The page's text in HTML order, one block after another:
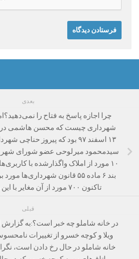
بعدی
شهرداری چیست که محسن هاشمی
۱۳ اسفند ۹۷ بود که پیروز
۱۰ مورد از املاک واگذار‌شده با
بند ۶ ماده ۵۵ قانون
تاکنون ۷۰۰ مورد از آن مغایر با این بند بوده است.»
قبلی
در خانه شاملو چه خبر است؟:به گزارش
ویلا و کوچه خسرو از تغییرات
خانه شاملو در حال رخ دادن است،